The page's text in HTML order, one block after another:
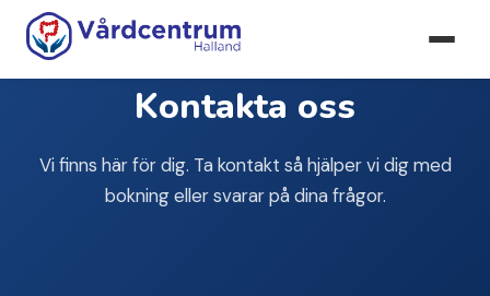
Kontakta oss
Vi finns här för dig. Ta kontakt så hjälper vi dig med
bokning eller svarar på dina frågor.